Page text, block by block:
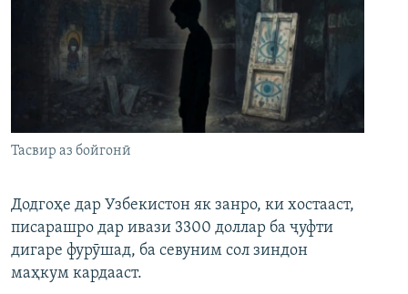
Тасвир аз бойгонӣ
Додгоҳе дар Узбекистон як занро, ки хостааст,
писарашро дар ивази 3300 доллар ба ҷуфти
дигаре фурӯшад, ба севуним сол зиндон
маҳкум кардааст.